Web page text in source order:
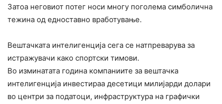
Затоа неговиот потег носи многу поголема симболична
тежина од едноставно вработување.
Вештачката интелигенција сега се натпреварува за
истражувачи како спортски тимови.
Во изминатата година компаниите за вештачка
интелигенција инвестираа десетици милијарди долари
во центри за податоци, инфраструктура на графички